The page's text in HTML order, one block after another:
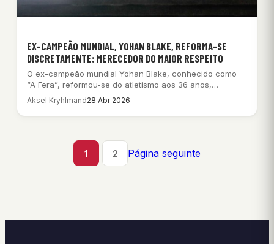
EX-CAMPEÃO MUNDIAL, YOHAN BLAKE, REFORMA-SE
DISCRETAMENTE: MERECEDOR DO MAIOR RESPEITO
O ex-campeão mundial Yohan Blake, conhecido como
“A Fera”, reformou-se do atletismo aos 36 anos,…
Aksel Kryhlmand28 Abr 2026
1 2 Página seguinte